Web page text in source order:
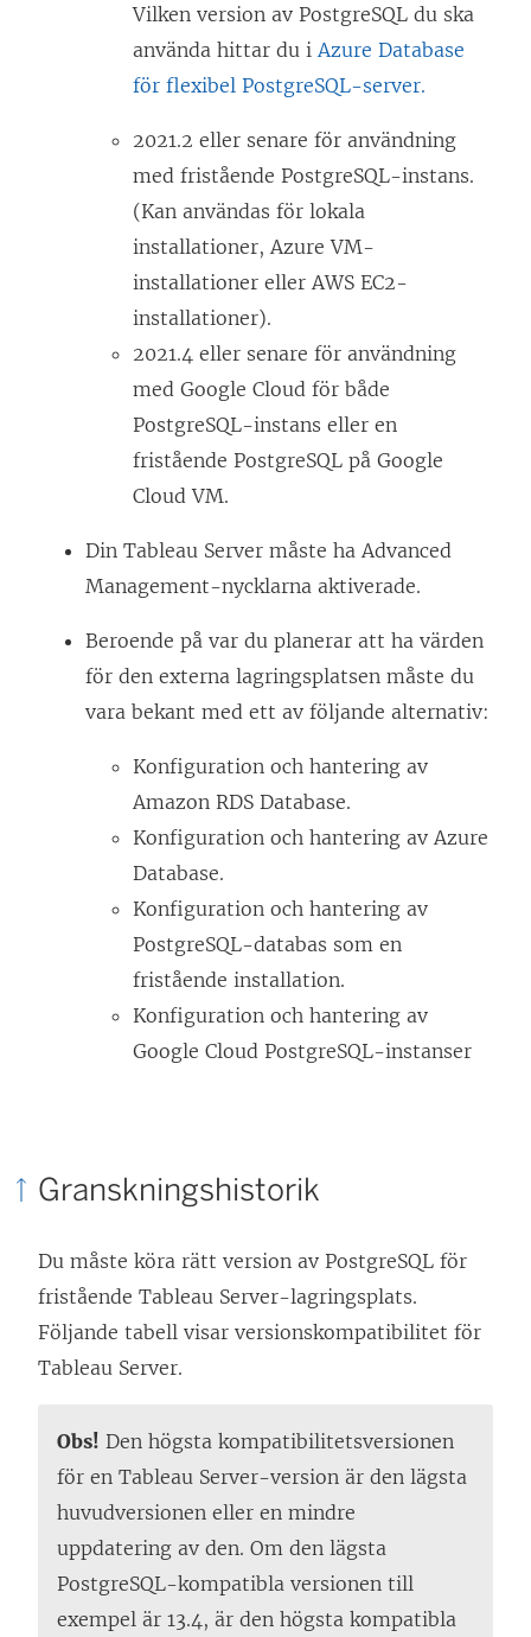
Vilken version av PostgreSQL du ska
använda hittar du iAzure Database
för flexibel PostgreSQL-server.
2021.2 eller senare för användning
med fristående PostgreSQL-instans.
(Kan användas för lokala
installationer, Azure VM-
installationer eller AWS EC2-
installationer).
2021.4 eller senare för användning
med Google Cloud för både
PostgreSQL-instans eller en
fristående PostgreSQL på Google
Cloud VM.
Din Tableau Server måste haAdvanced
Management-nycklarna aktiverade.
Beroende på var du planerar att ha värden
för den externa lagringsplatsen måste du
vara bekant med ett av följande alternativ:
Konfiguration och hantering av
Amazon RDS Database.
Konfiguration och hantering av Azure
Database.
Konfiguration och hantering av
PostgreSQL-databas som en
fristående installation.
Konfiguration och hantering av
Google Cloud PostgreSQL-instanser
Granskningshistorik
Du måste köra rätt version av PostgreSQL för
fristående Tableau Server-lagringsplats.
Följande tabell visar versionskompatibilitet för
Tableau Server.
Obs! Den högsta kompatibilitetsversionen
för en Tableau Server-version är den lägsta
huvudversionen eller en mindre
uppdatering av den. Om den lägsta
PostgreSQL-kompatibla versionen till
exempel är 13.4, är den högsta kompatibla